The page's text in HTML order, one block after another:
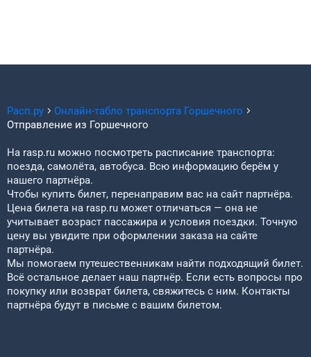
Расп.ру Онлайн-табло транспорта Горшечного
Отправление из Горшечного
На rasp.ru можно посмотреть расписание транспорта:
поезда, самолёта, автобуса. Всю информацию берём у
нашего партнёра.
Чтобы купить билет, перенаправим вас на сайт партнёра.
Цена билета на rasp.ru может отличаться — она не
учитывает возраст пассажира и условия поездки. Точную
цену вы увидите при оформлении заказа на сайте
партнёра.
Мы помогаем путешественникам найти подходящий билет.
Всё остальное делает наш партнёр. Если есть вопросы про
покупку или возврат билета, свяжитесь с ним. Контакты
партнёра будут в письме с вашим билетом.